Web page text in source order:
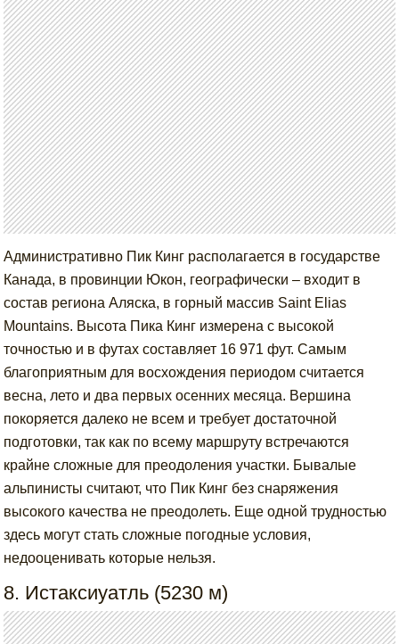
Административно Пик Кинг располагается в государстве
Канада, в провинции Юкон, географически – входит в
состав региона Аляска, в горный массив Saint Elias
Mountains. Высота Пика Кинг измерена с высокой
точностью и в футах составляет 16 971 фут. Самым
благоприятным для восхождения периодом считается
весна, лето и два первых осенних месяца. Вершина
покоряется далеко не всем и требует достаточной
подготовки, так как по всему маршруту встречаются
крайне сложные для преодоления участки. Бывалые
альпинисты считают, что Пик Кинг без снаряжения
высокого качества не преодолеть. Еще одной трудностью
здесь могут стать сложные погодные условия,
недооценивать которые нельзя.
8. Истаксиуатль (5230 м)